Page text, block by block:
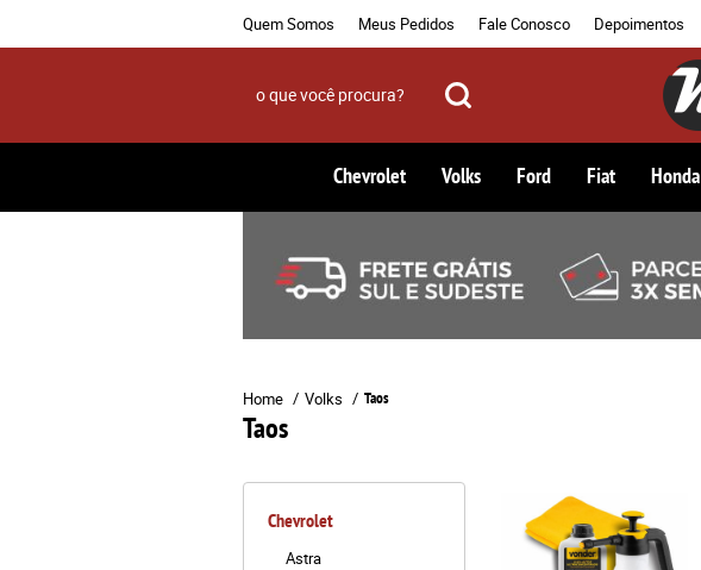
Quem Somos Meus Pedidos Fale Conosco Depoimentos
Chevrolet Volks Ford Fiat Honda
Home Volks Taos
Taos
Chevrolet
Astra